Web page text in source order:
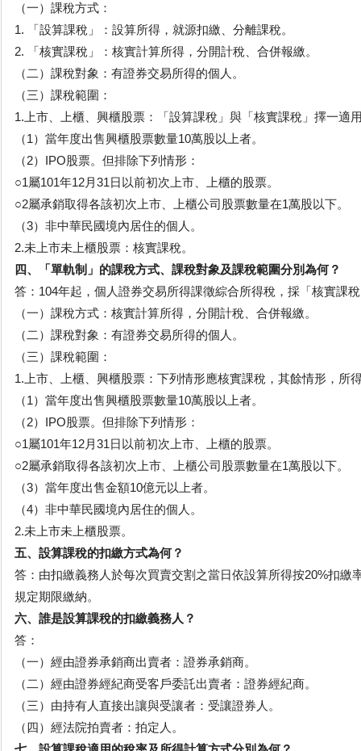
（一）課稅方式：
1. 「設算課稅」：設算所得，就源扣繳、分離課稅。
2. 「核實課稅」：核實計算所得，分開計稅、合併報繳。
（二）課稅對象：有證券交易所得的個人。
（三）課稅範圍：
1.上市、上櫃、興櫃股票：「設算課稅」與「核實課稅」擇一適
（1）當年度出售興櫃股票數量10萬股以上者。
（2）IPO股票。但排除下列情形：
○1屬101年12月31日以前初次上市、上櫃的股票。
○2屬承銷取得各該初次上市、上櫃公司股票數量在1萬股以下。
（3）非中華民國境內居住的個人。
2.未上市未上櫃股票：核實課稅。
四、「單軌制」的課稅方式、課稅對象及課稅範圍分別為何？
答：104年起，個人證券交易所得課徵綜合所得稅，採「核實課
（一）課稅方式：核實計算所得，分開計稅、合併報繳。
（二）課稅對象：有證券交易所得的個人。
（三）課稅範圍：
1.上市、上櫃、興櫃股票：下列情形應核實課稅，其餘情形，所
（1）當年度出售興櫃股票數量10萬股以上者。
（2）IPO股票。但排除下列情形：
○1屬101年12月31日以前初次上市、上櫃的股票。
○2屬承銷取得各該初次上市、上櫃公司股票數量在1萬股以下。
（3）當年度出售金額10億元以上者。
（4）非中華民國境內居住的個人。
2.未上市未上櫃股票。
五、設算課稅的扣繳方式為何？
答：由扣繳義務人於每次買賣交割之當日依設算所得按20%扣繳
規定期限繳納。
六、誰是設算課稅的扣繳義務人？
答：
（一）經由證券承銷商出賣者：證券承銷商。
（二）經由證券經紀商受客戶委託出賣者：證券經紀商。
（三）由持有人直接出讓與受讓者：受讓證券人。
（四）經法院拍賣者：拍定人。